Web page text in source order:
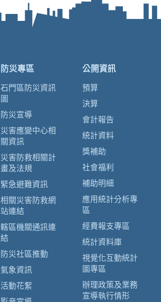
防災專區
石門區防災資訊
圖
防災宣導
災害應變中心相
關資訊
災害防救相關計
畫及法規
緊急避難資訊
相關災害防救網
站連結
轄區機關通訊連
結
防災社區推動
氣象資訊
活動花絮
公開資訊
預算
決算
會計報告
統計資料
獎補助
社會福利
補助明細
應用統計分析專
區
經費報支專區
統計資料庫
視覺化互動統計
圖專區
辦理政策及業務
宣導執行情形